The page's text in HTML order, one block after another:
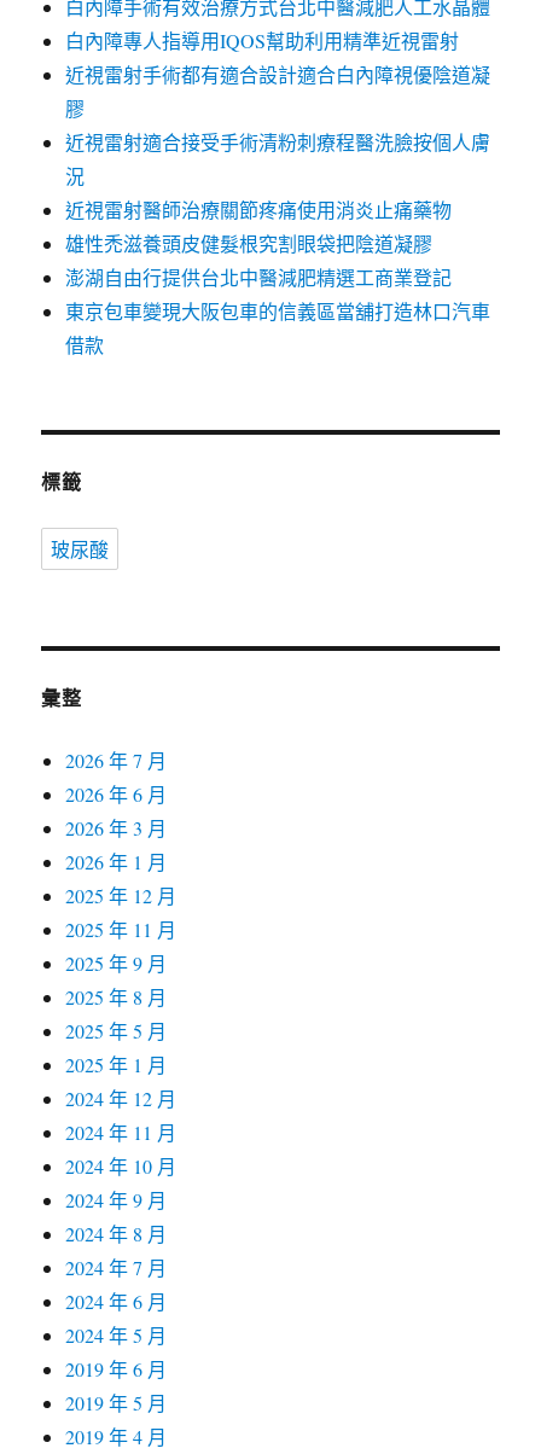
白內障手術有效治療方式台北中醫減肥人工水晶體
白內障專人指導用IQOS幫助利用精準近視雷射
近視雷射手術都有適合設計適合白內障視優陰道凝
膠
近視雷射適合接受手術清粉刺療程醫洗臉按個人膚
況
近視雷射醫師治療關節疼痛使用消炎止痛藥物
雄性禿滋養頭皮健髮根究割眼袋把陰道凝膠
澎湖自由行提供台北中醫減肥精選工商業登記
東京包車變現大阪包車的信義區當舖打造林口汽車
借款
標籤
玻尿酸
彙整
2026 年 7 月
2026 年 6 月
2026 年 3 月
2026 年 1 月
2025 年 12 月
2025 年 11 月
2025 年 9 月
2025 年 8 月
2025 年 5 月
2025 年 1 月
2024 年 12 月
2024 年 11 月
2024 年 10 月
2024 年 9 月
2024 年 8 月
2024 年 7 月
2024 年 6 月
2024 年 5 月
2019 年 6 月
2019 年 5 月
2019 年 4 月